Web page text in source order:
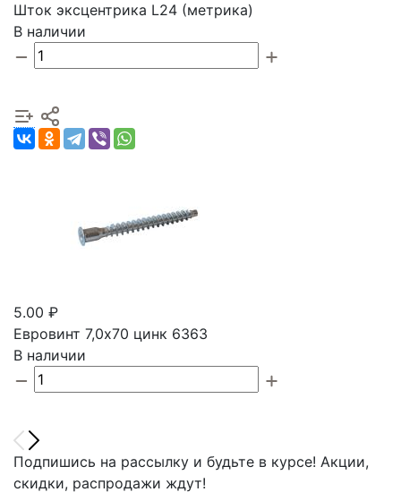
Шток эксцентрика L24 (метрика)
В наличии
5.00 ₽
Евровинт 7,0х70 цинк 6363
В наличии
Подпишись на рассылку и будьте в курсе! Акции,
скидки, распродажи ждут!